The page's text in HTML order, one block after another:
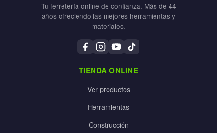
Tu ferretería online de confianza. Más de 44
años ofreciendo las mejores herramientas y
materiales.
TIENDA ONLINE
Ver productos
Herramientas
Construcción